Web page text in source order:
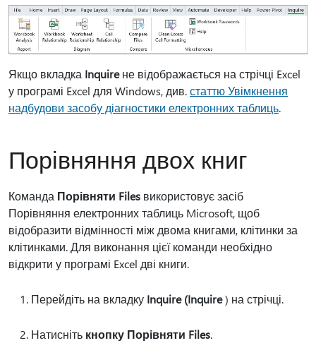
Якщо вкладка Inquireне відображається на стрічці Excel
у програмі Excel для Windows, див.статтю Увімкнення
надбудови засобу діагностики електронних таблиць.
Порівняння двох книг
Команда Порівняти Files використовує засіб
Порівняння електронних таблиць Microsoft, щоб
відобразити відмінності між двома книгами, клітинки за
клітинками. Для виконання цієї команди необхідно
відкрити у програмі Excel дві книги.
Перейдіть на вкладку Inquire (Inquire) на стрічці.
Натисніть кнопку Порівняти Files.